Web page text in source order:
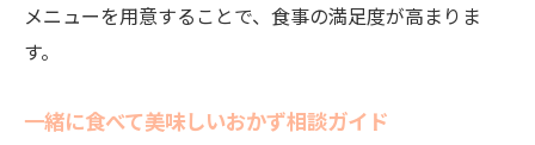
メニューを用意することで、食事の満足度が高まりま
す。
一緒に食べて美味しいおかず相談ガイド